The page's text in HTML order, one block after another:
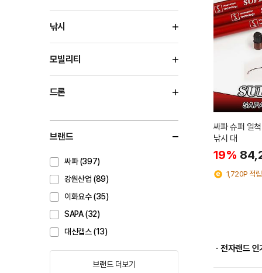
낚시
모빌리티
드론
브랜드
싸파 (397)
강원산업 (89)
이화요수 (35)
SAPA (32)
대신캡스 (13)
브랜드 더보기
싸파 슈퍼 일
낚시 대
19%
1,720P 적립
ㆍ전자랜드 인